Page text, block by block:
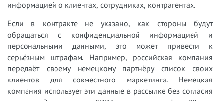
информацией о клиентах, сотрудниках, контрагентах.
Если в контракте не указано, как стороны будут
обращаться с конфиденциальной информацией и
персональными данными, это может привести к
серьёзным штрафам. Например, российская компания
передаёт своему немецкому партнёру список своих
клиентов для совместного маркетинга. Немецкая
компания использует эти данные в рассылке без согласия